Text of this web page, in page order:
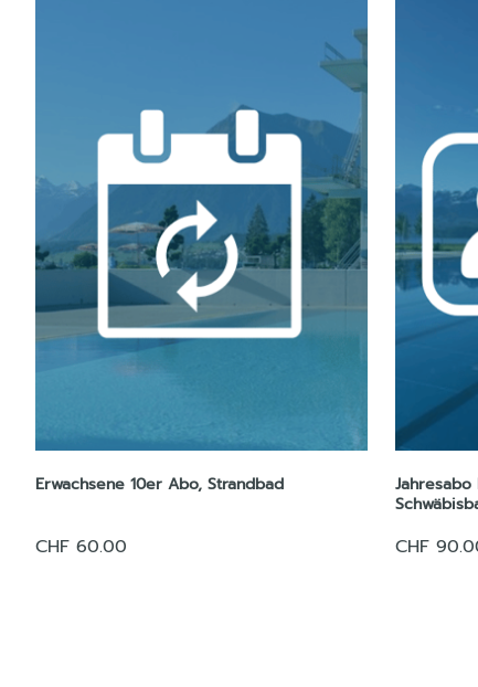
Erwachsene 10er Abo, Strandbad
CHF 60.00 CHF